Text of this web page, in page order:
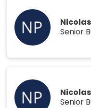
Nicolas
Nicolas